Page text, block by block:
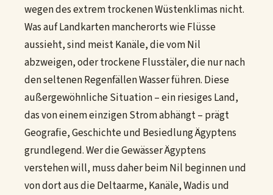
wegen des extrem trockenen Wüstenklimas nicht.
Was auf Landkarten mancherorts wie Flüsse
aussieht, sind meist Kanäle, die vom Nil
abzweigen, oder trockene Flusstäler, die nur nach
den seltenen Regenfällen Wasser führen. Diese
außergewöhnliche Situation – ein riesiges Land,
das von einem einzigen Strom abhängt – prägt
Geografie, Geschichte und Besiedlung Ägyptens
grundlegend. Wer die Gewässer Ägyptens
verstehen will, muss daher beim Nil beginnen und
von dort aus die Deltaarme, Kanäle, Wadis und